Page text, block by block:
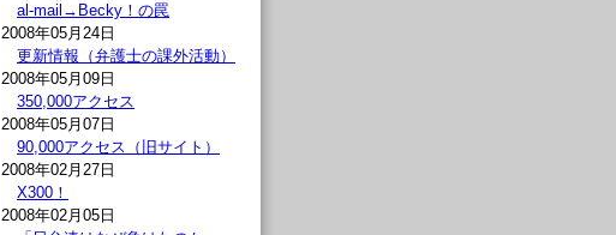
al-mail→Becky！の罠
2008年05月24日
更新情報（弁護士の課外活動）
2008年05月09日
350,000アクセス
2008年05月07日
90,000アクセス（旧サイト）
2008年02月27日
X300！
2008年02月05日